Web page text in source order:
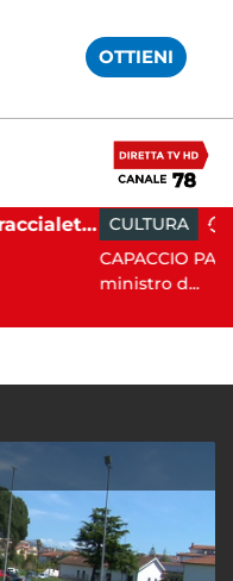
OTTIENI
10:54
PAESTUM. Il